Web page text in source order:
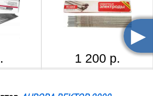
мощность MMA: 8.4кВА
дуги:
есть
старта:
есть
1 200 р.
►